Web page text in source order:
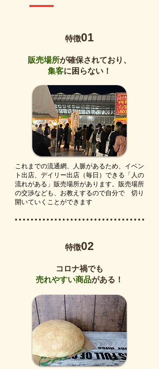
​特徴01
販売場所が確保されており、
集客に困らない！
これまでの流通網、人脈があるため、イベン
ト出店、デイリー出店（毎日）できる「人の
流れがある」販売場所があります。販売場所
の交渉なども、お教えするので自分で 切り
開いていくことができます
​特徴02
​コロナ禍でも
売れやすい商品がある！